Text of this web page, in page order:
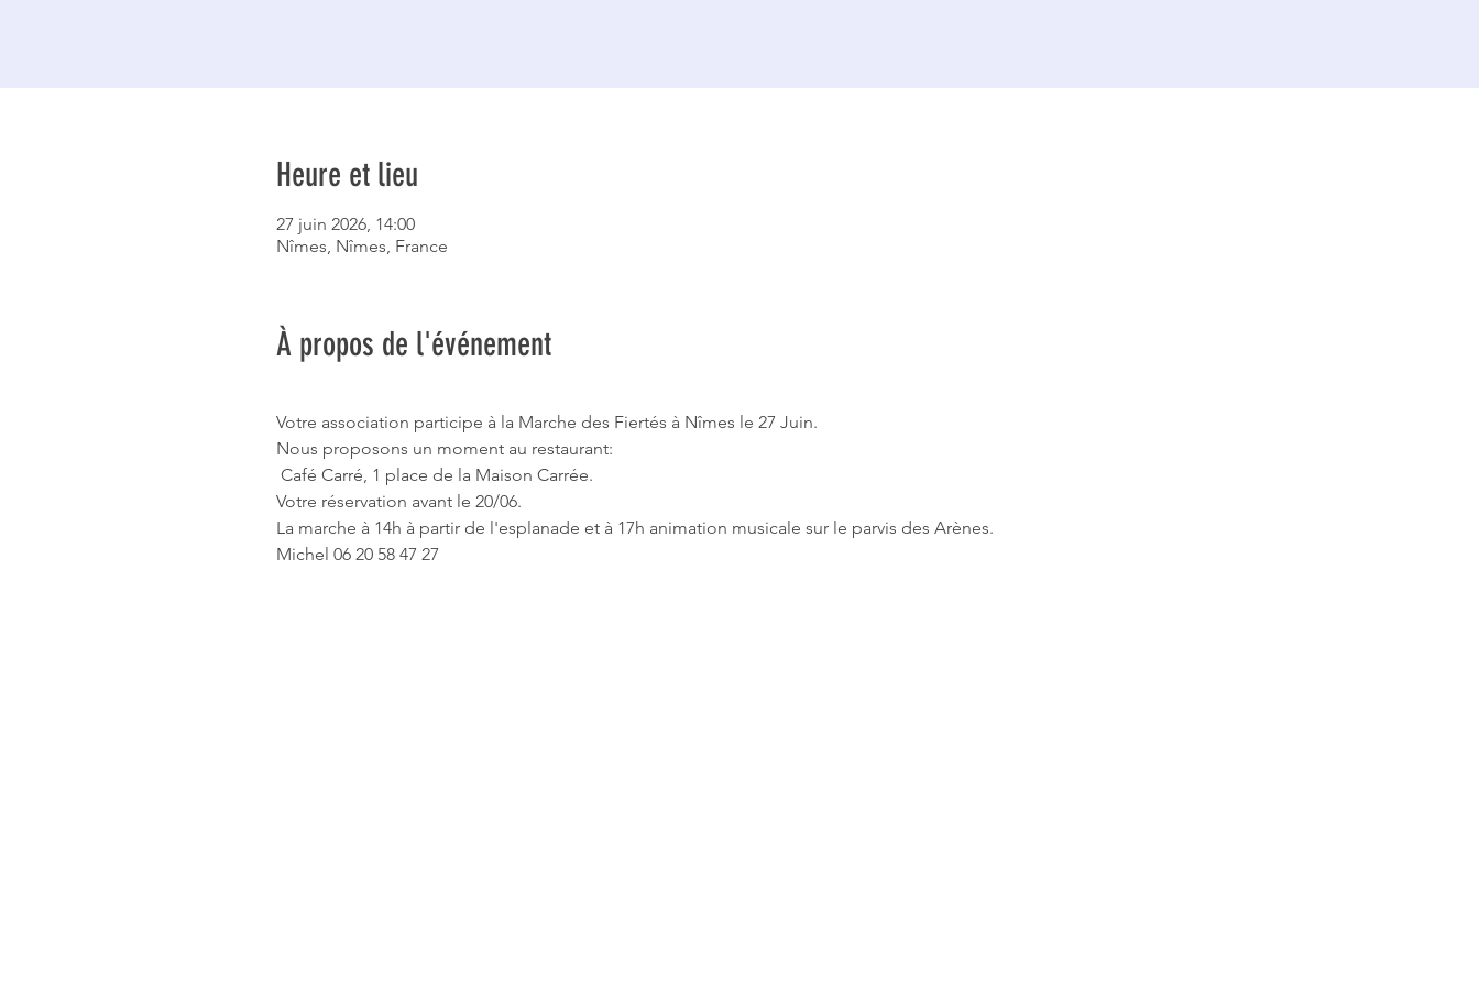
Heure et lieu
27 juin 2026, 14:00
Nîmes, Nîmes, France
À propos de l'événement
Votre association participe à la Marche des Fiertés à Nîmes le 27 Juin.
Nous proposons un moment au restaurant:
Café Carré, 1 place de la Maison Carrée.
Votre réservation avant le 20/06.
La marche à 14h à partir de l'esplanade et à 17h animation musicale sur le parvis des Arènes.
Michel 06 20 58 47 27